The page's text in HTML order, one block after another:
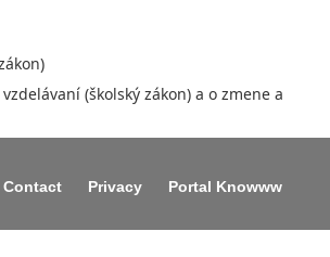
(školský zákon) a o zmene a
Contact Privacy Portal Knowww